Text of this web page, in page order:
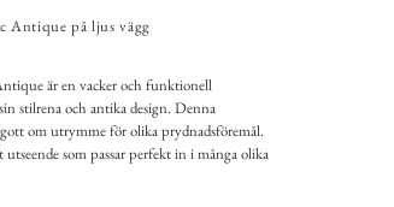
Antique på ljus vägg
är en vacker och funktionell
stilrena och antika design. Denna
om utrymme för olika prydnadsföremål.
som passar perfekt in i många olika